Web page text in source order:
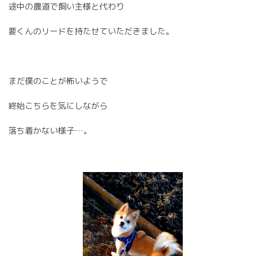
途中の農道で飼い主様と代わり
要くんのリードを持たせていただきました。
まだ僕のことが怖いようで
終始こちらを気にしながら
落ち着かない様子…。